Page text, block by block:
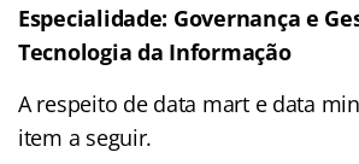
Especialidade: Governança e
Tecnologia da Informação
A respeito de data mart e data
item a seguir.